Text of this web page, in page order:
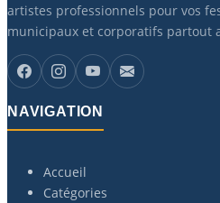
artistes professionnels pour vos
municipaux et corporatifs partout
NAVIGATION
Accueil
Catégories